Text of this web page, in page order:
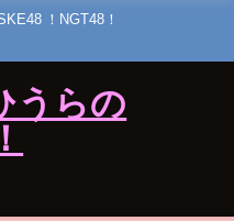
！NGT48！
うらの